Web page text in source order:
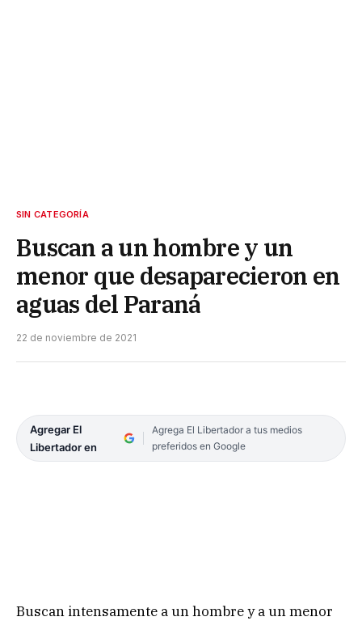
SIN CATEGORÍA
Buscan a un hombre y un
menor que desaparecieron en
aguas del Paraná
22 de noviembre de 2021
Agregar El
Libertador en
Agrega El Libertador a tus medios
preferidos en Google
Buscan intensamente a un hombre y a un menor